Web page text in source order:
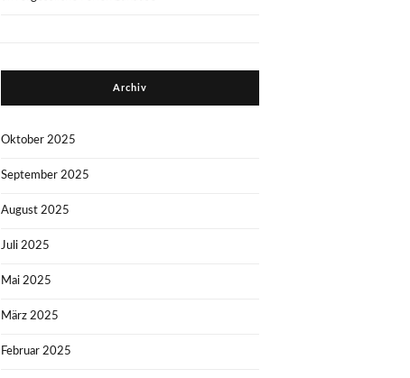
Archiv
Oktober 2025
September 2025
August 2025
Juli 2025
Mai 2025
März 2025
Februar 2025